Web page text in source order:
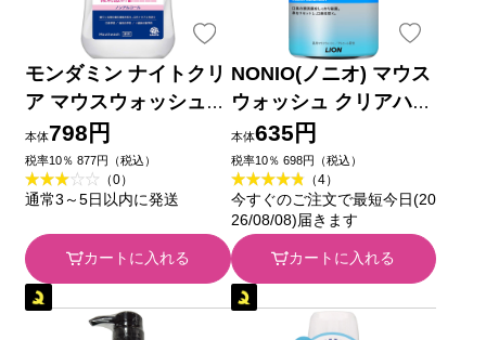
モンダミン ナイトクリ
ア マウスウォッシュ
１０００ｍｌ アース製
薬
本体798円
税率10％ 877円（税込）
（0）
通常3～5日以内に発送
カートに入れる
NONIO(ノニオ) マウス
ウォッシュ クリアハー
ブミント 洗口液 １０
００ｍｌ ライオン (医
薬部外品)
本体635円
税率10％ 698円（税込）
（4）
今すぐのご注文で最短今日(20
26/08/08)届きます
カートに入れる